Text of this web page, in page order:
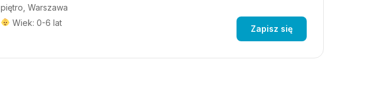
piętro, Warszawa
Wiek: 0-6 lat
Zapisz się